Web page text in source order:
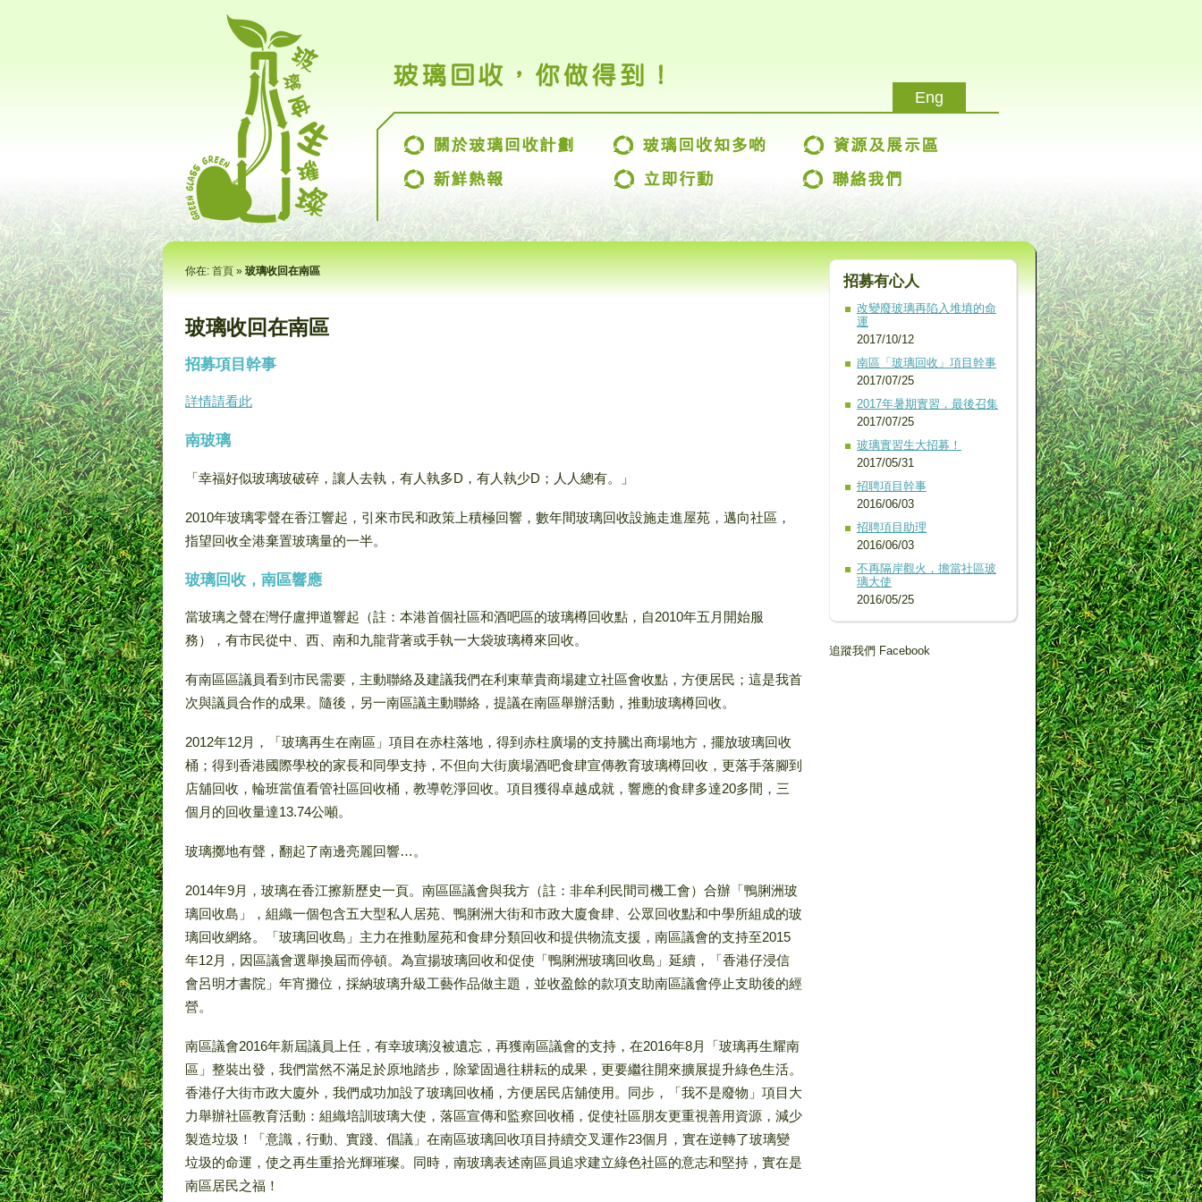
Eng
你在: 首頁 » 玻璃收回在南區
玻璃收回在南區
招募項目幹事
詳情請看此
南玻璃
「幸福好似玻璃玻破碎，讓人去執，有人執多D，有人執少D；人人總有。」
2010年玻璃零聲在香江響起，引來市民和政策上積極回響，數年間玻璃回收設施走進屋苑，邁向社區，
指望回收全港棄置玻璃量的一半。
玻璃回收，南區響應
當玻璃之聲在灣仔盧押道響起（註：本港首個社區和酒吧區的玻璃樽回收點，自2010年五月開始服
務），有市民從中、西、南和九龍背著或手執一大袋玻璃樽來回收。
有南區區議員看到市民需要，主動聯絡及建議我們在利東華貴商場建立社區會收點，方便居民；這是我首
次與議員合作的成果。隨後，另一南區議主動聯絡，提議在南區舉辦活動，推動玻璃樽回收。
2012年12月，「玻璃再生在南區」項目在赤柱落地，得到赤柱廣場的支持騰出商場地方，擺放玻璃回收
桶；得到香港國際學校的家長和同學支持，不但向大街廣場酒吧食肆宣傳教育玻璃樽回收，更落手落腳到
店舖回收，輪班當值看管社區回收桶，教導乾淨回收。項目獲得卓越成就，響應的食肆多達20多間，三
個月的回收量達13.74公噸。
玻璃擲地有聲，翻起了南邊亮麗回響…。
2014年9月，玻璃在香江擦新歷史一頁。南區區議會與我方（註：非牟利民間司機工會）合辦「鴨脷洲玻
璃回收島」，組織一個包含五大型私人居苑、鴨脷洲大街和市政大廈食肆、公眾回收點和中學所組成的玻
璃回收網絡。「玻璃回收島」主力在推動屋苑和食肆分類回收和提供物流支援，南區議會的支持至2015
年12月，因區議會選舉換屆而停頓。為宣揚玻璃回收和促使「鴨脷洲玻璃回收島」延續，「香港仔浸信
會呂明才書院」年宵攤位，採納玻璃升級工藝作品做主題，並收盈餘的款項支助南區議會停止支助後的經
營。
南區議會2016年新屆議員上任，有幸玻璃沒被遺忘，再獲南區議會的支持，在2016年8月「玻璃再生耀南
區」整裝出發，我們當然不滿足於原地踏步，除鞏固過往耕耘的成果，更要繼往開來擴展提升綠色生活。
香港仔大街市政大廈外，我們成功加設了玻璃回收桶，方便居民店舖使用。同步，「我不是廢物」項目大
力舉辦社區教育活動：組織培訓玻璃大使，落區宣傳和監察回收桶，促使社區朋友更重視善用資源，減少
製造垃圾！「意識，行動、實踐、倡議」在南區玻璃回收項目持續交叉運作23個月，實在逆轉了玻璃變
垃圾的命運，使之再生重拾光輝璀璨。同時，南玻璃表述南區員追求建立綠色社區的意志和堅持，實在是
南區居民之福！
改變廢玻璃再陷入堆填的命
運
2017/10/12
南區「玻璃回收」項目幹事
2017/07/25
2017年暑期實習，最後召集
2017/07/25
玻璃實習生大招募！
2017/05/31
招聘項目幹事
2016/06/03
招聘項目助理
2016/06/03
不再隔岸觀火，擔當社區玻
璃大使
2016/05/25
追蹤我們 Facebook